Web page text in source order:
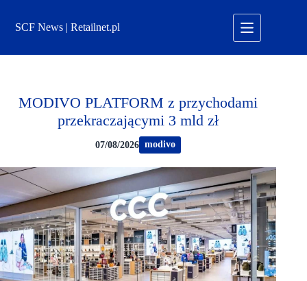
treściSCF News | Retailnet.pl
MODIVO PLATFORM z przychodami
przekraczającymi 3 mld zł
07/08/2026 modivo